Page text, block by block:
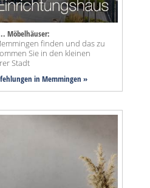
Möbelhäuser:
finden und das zu
Sie in den kleinen
Stadt
in Memmingen »